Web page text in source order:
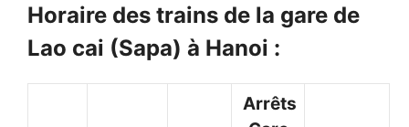
Horaire des trains de la gare de
Lao cai (Sapa) à Hanoi :
Arrêts